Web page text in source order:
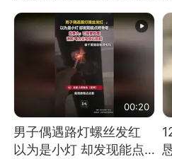
震惊 （视频来源：参考
消息）
00:20
男子偶遇路灯螺丝发红
以为是小灯 却发现能点